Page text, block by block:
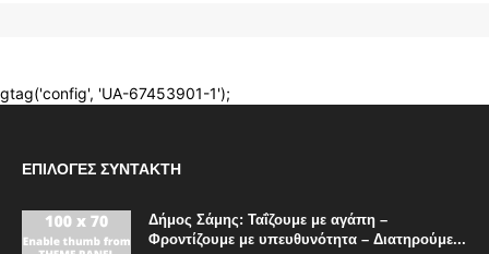
ΕΠΙΛΟΓΈΣ ΣΥΝΤΆΚΤΗ
Δήμος Σάμης: Ταΐζουμε με αγάπη –
Φροντίζουμε με υπευθυνότητα – Διατηρούμε...